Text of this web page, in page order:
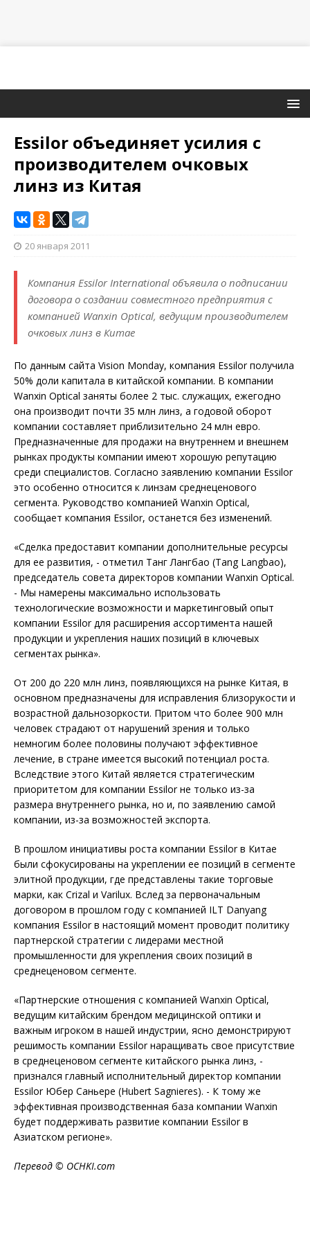
Essilor объединяет усилия с
производителем очковых
линз из Китая
20 января 2011
Компания Essilor International объявила о подписании
договора о создании совместного предприятия с
компанией Wanxin Optical, ведущим производителем
очковых линз в Китае
По данным сайта Vision Monday, компания Essilor получила
50% доли капитала в китайской компании. В компании
Wanxin Optical заняты более 2 тыс. служащих, ежегодно
она производит почти 35 млн линз, а годовой оборот
компании составляет приблизительно 24 млн евро.
Предназначенные для продажи на внутреннем и внешнем
рынках продукты компании имеют хорошую репутацию
среди специалистов. Согласно заявлению компании Essilor
это особенно относится к линзам среднеценового
сегмента. Руководство компанией Wanxin Optical,
сообщает компания Essilor, останется без изменений.
«Сделка предоставит компании дополнительные ресурсы
для ее развития, - отметил Танг Лангбао (Tang Langbao),
председатель совета директоров компании Wanxin Optical.
- Мы намерены максимально использовать
технологические возможности и маркетинговый опыт
компании Essilor для расширения ассортимента нашей
продукции и укрепления наших позиций в ключевых
сегментах рынка».
От 200 до 220 млн линз, появляющихся на рынке Китая, в
основном предназначены для исправления близорукости и
возрастной дальнозоркости. Притом что более 900 млн
человек страдают от нарушений зрения и только
немногим более половины получают эффективное
лечение, в стране имеется высокий потенциал роста.
Вследствие этого Китай является стратегическим
приоритетом для компании Essilor не только из-за
размера внутреннего рынка, но и, по заявлению самой
компании, из-за возможностей экспорта.
В прошлом инициативы роста компании Essilor в Китае
были сфокусированы на укреплении ее позиций в сегменте
элитной продукции, где представлены такие торговые
марки, как Crizal и Varilux. Вслед за первоначальным
договором в прошлом году с компанией ILT Danyang
компания Essilor в настоящий момент проводит политику
партнерской стратегии с лидерами местной
промышленности для укрепления своих позиций в
среднеценовом сегменте.
«Партнерские отношения с компанией Wanxin Optical,
ведущим китайским брендом медицинской оптики и
важным игроком в нашей индустрии, ясно демонстрируют
решимость компании Essilor наращивать свое присутствие
в среднеценовом сегменте китайского рынка линз, -
признался главный исполнительный директор компании
Essilor Юбер Саньере (Hubert Sagnieres). - К тому же
эффективная производственная база компании Wanxin
будет поддерживать развитие компании Essilor в
Азиатском регионе».
Перевод © OCHKI.com